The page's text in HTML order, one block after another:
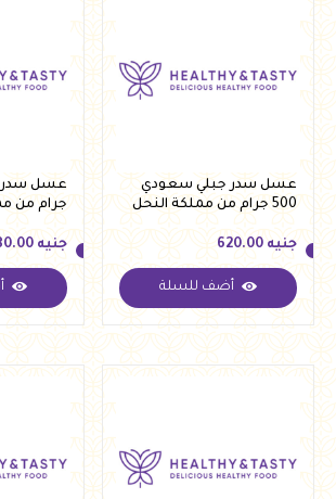
عسل سدر جبلي سعودي
500 جرام من مملكة النحل
جنيه
جنيه 620.00
أضف للسلة
جرام من
جنيه
جنيه